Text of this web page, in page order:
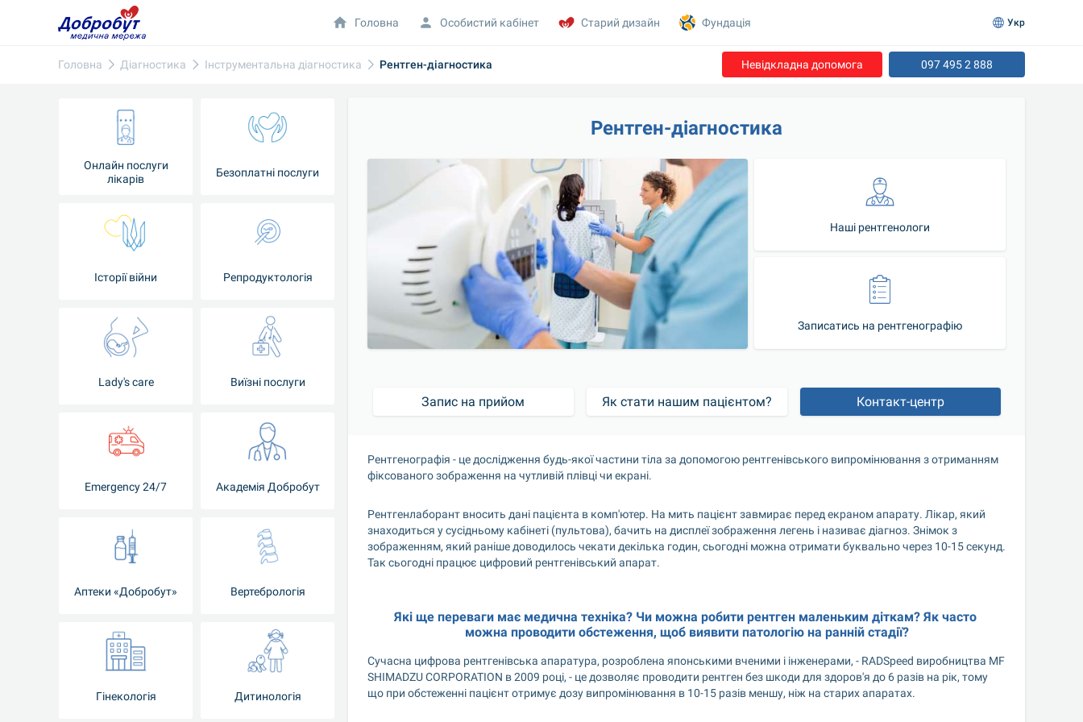
Головна Діагностика Інструментальна діагностика Рентген-діагностика Невідкладна допомога 097 495 2 888
Онлайн послуги
лікарів
Безоплатні послуги
Історії війни Репродуктологія
Lady's care Виїзні послуги
Emergency 24/7 Академія Добробут
Аптеки «Добробут» Вертебрологія
Гінекологія Дитинологія
Рентген-діагностика
Наші рентгенологи
Записатись на рентгенографію
Запис на прийом Як стати нашим пацієнтом? Контакт-центр
Рентгенографія - це дослідження будь-якої частини тіла за допомогою рентгенівського випромінювання з отриманням
фіксованого зображення на чутливій плівці чи екрані.
Рентгенлаборант вносить дані пацієнта в комп'ютер. На мить пацієнт завмирає перед екраном апарату. Лікар, який
знаходиться у сусідньому кабінеті (пультова), бачить на дисплеї зображення легень і називає діагноз. Знімок з
зображенням, який раніше доводилось чекати декілька годин, сьогодні можна отримати буквально через 10-15 секунд.
Так сьогодні працює цифровий рентгенівський апарат.
Які ще переваги має медична техніка? Чи можна робити рентген маленьким діткам? Як часто
можна проводити обстеження, щоб виявити патологію на ранній стадії?
Сучасна цифрова рентгенівська апаратура, розроблена японськими вченими і інженерами, - RADSpeed виробництва MF
SHIMADZU CORPORATION в 2009 році, - це дозволяє проводити рентген без шкоди для здоров'я до 6 разів на рік, тому
що при обстеженні пацієнт отримує дозу випромінювання в 10-15 разів меншу, ніж на старих апаратах.
Головна Особистий кабінет Старий дизайн Фундація Укр